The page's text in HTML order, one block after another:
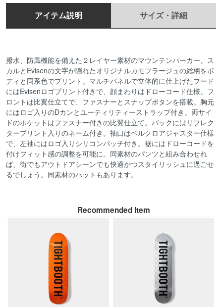
アイテム説明 サイズ・詳細
撥水、防風機能を備えた２レイヤー素材のマウンテンパーカー。ス
カルとEvisenの文字が隠れたオリジナルカモフラージュの総柄をボ
ディと同系色でプリント。マルチパネルで立体的に仕上げたフード
にはEvisenロゴプリント付きで、顔まわりはドローコード仕様。フ
ロントは比翼仕立てで、ファスナーとスナップボタンを搭載。胸元
にはロゴ入りのDカンとユーティリティーストラップ付き。両サイ
ドのポケットはファスナー付きの比翼仕立て。バックにはリフレク
タープリント入りのネーム付き。袖口はベルクロアジャスター仕様
で、左袖にはロゴ入りシリコンパッチ付き。裾にはドローコードを
付けフィット感の調整を可能に。同素材のパンツと組み合わせれ
ば、街でもアウトドアシーンでも快適かつスタイリッシュに過ごせ
るでしょう。同素材のハットもあります。
Recommended Item